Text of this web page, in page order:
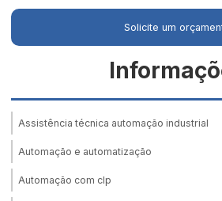
Solicite um
Assistência técnica automação industrial
Automação e automatização
Automação com clp